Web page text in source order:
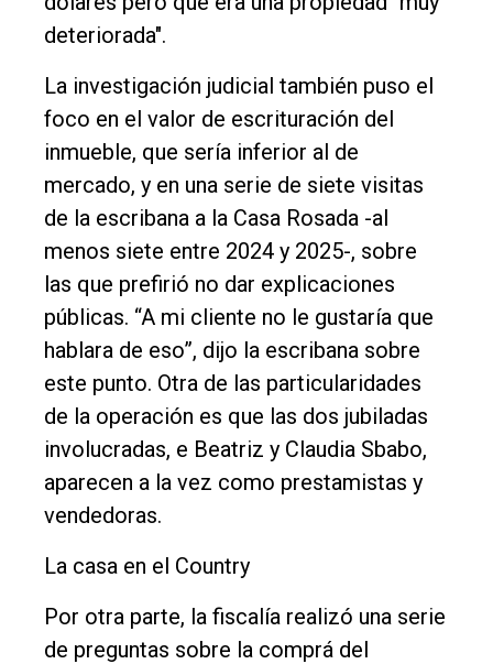
deteriorada".
La investigación judicial también puso el
foco en el valor de escrituración del
inmueble, que sería inferior al de
mercado, y en una serie de siete visitas
de la escribana a la Casa Rosada -al
menos siete entre 2024 y 2025-, sobre
las que prefirió no dar explicaciones
públicas. “A mi cliente no le gustaría que
hablara de eso”, dijo la escribana sobre
este punto. Otra de las particularidades
de la operación es que las dos jubiladas
involucradas, e Beatriz y Claudia Sbabo,
aparecen a la vez como prestamistas y
vendedoras.
La casa en el Country
Por otra parte, la fiscalía realizó una serie
de preguntas sobre la comprá del